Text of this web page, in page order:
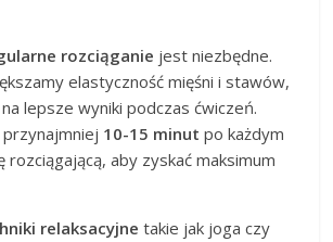
rozciąganie jest niezbędne.
elastyczność mięśni i stawów,
lepsze wyniki podczas ćwiczeń.
10-15 minut po każdym
rozciągającą, aby zyskać maksimum
relaksacyjne takie jak joga czy